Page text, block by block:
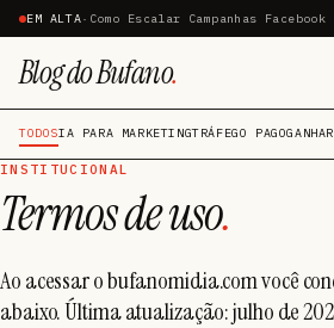
EM ALTA· Como Escalar Campanhas
Blog do Bufano.
TODOSIA PARA MARKETINGTRÁFEGO PAGO
INSTITUCIONAL
Termos de uso.
Ao acessar o bufanomidia.com você
abaixo. Última atualização: julho de